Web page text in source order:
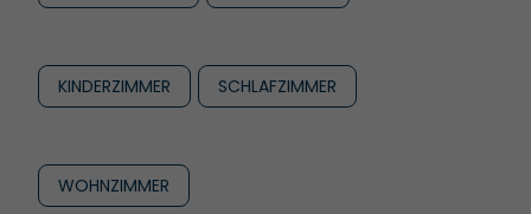
KINDERZIMMER SCHLAFZIMMER
WOHNZIMMER